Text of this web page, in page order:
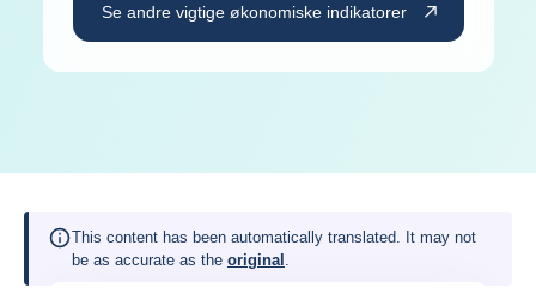
Se andre vigtige økonomiske indikatorer
This content has been automatically translated. It may not
be as accurate as the original .